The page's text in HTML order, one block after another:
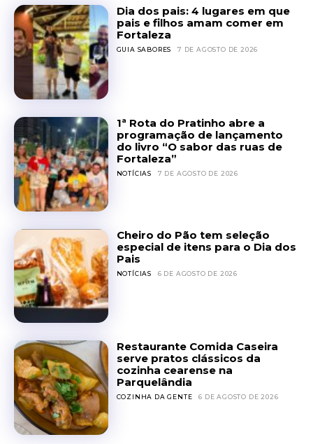
Dia dos pais: 4 lugares em que
pais e filhos amam comer em
Fortaleza
GUIA SABORES 7 DE AGOSTO DE 2026
1ª Rota do Pratinho abre a
programação de lançamento
do livro “O sabor das ruas de
Fortaleza”
NOTÍCIAS 7 DE AGOSTO DE 2026
Cheiro do Pão tem seleção
especial de itens para o Dia dos
Pais
NOTÍCIAS 6 DE AGOSTO DE 2026
Restaurante Comida Caseira
serve pratos clássicos da
cozinha cearense na
Parquelândia
COZINHA DA GENTE 6 DE AGOSTO DE 2026